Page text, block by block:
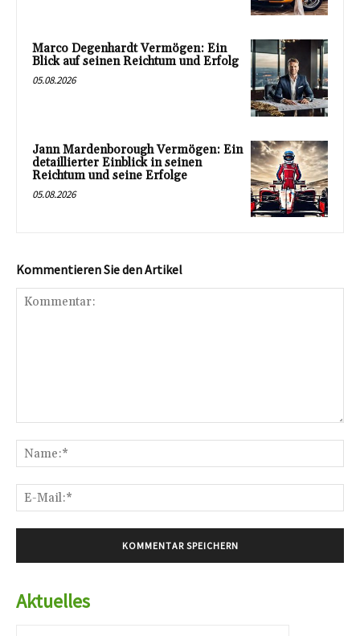
Marco Degenhardt Vermögen: Ein
Blick auf seinen Reichtum und Erfolg
05.08.2026
Jann Mardenborough Vermögen: Ein
detaillierter Einblick in seinen
Reichtum und seine Erfolge
05.08.2026
Kommentieren Sie den Artikel
Aktuelles